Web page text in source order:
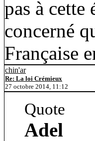
pas à
concerné
Française
chin'ar
Re: La loi Crémieux
27 octobre 2014, 11:12
Quote
Adel